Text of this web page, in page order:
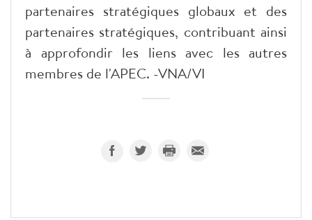
partenaires stratégiques globaux et des
partenaires stratégiques, contribuant ainsi
à approfondir les liens avec les autres
membres de l'APEC. -VNA/VI